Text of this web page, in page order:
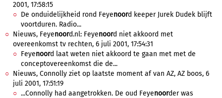
2001, 17:58:15
De onduidelijkheid rond Feyenoord keeper Jurek Dudek blijft
voortduren. Radio...
Nieuws, Feyenoord.nl: Feyenoord niet akkoord met
overeenkomst tv rechten, 6 juli 2001, 17:54:31
Feyenoord laat weten niet akkoord te gaan met met de
conceptovereenkomst die de...
Nieuws, Connolly ziet op laatste moment af van AZ, AZ boos, 6
juli 2001, 17:51:19
...Connolly had aangetrokken. De oud Feyenoorder was